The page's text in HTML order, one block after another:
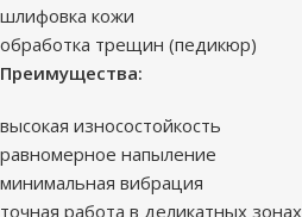
шлифовка кожи
обработка трещин (педикюр)
Преимущества:
высокая износостойкость
равномерное напыление
минимальная вибрация
точная работа в деликатных зонах